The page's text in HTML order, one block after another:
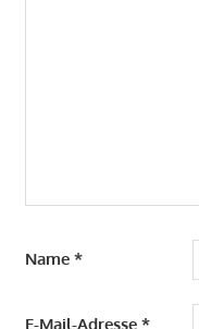
Name *
E-Mail-Adresse *